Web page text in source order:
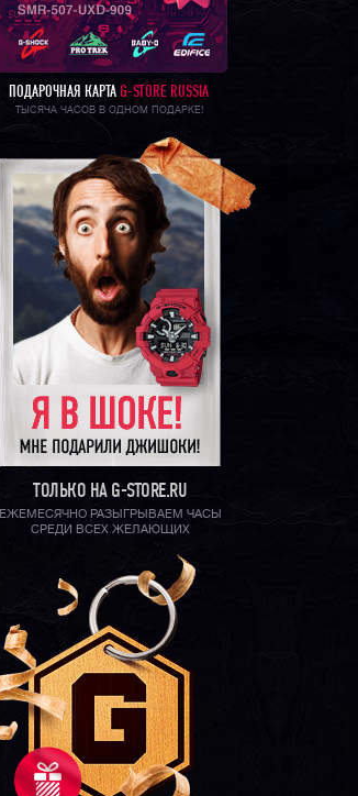
ПОДАРОЧНАЯ КАРТА G-STORE RUSSIA
ТЫСЯЧА ЧАСОВ В ОДНОМ ПОДАРКЕ!
ТОЛЬКО НА G-STORE.RU
ЕЖЕМЕСЯЧНО РАЗЫГРЫВАЕМ ЧАСЫ
СРЕДИ ВСЕХ ЖЕЛАЮЩИХ